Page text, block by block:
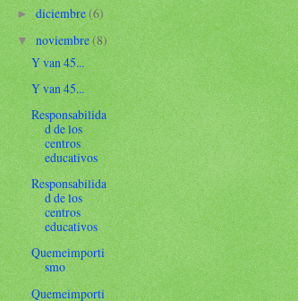
►diciembre(6)
▼noviembre(8)
Y van 45...
Y van 45...
Responsabilida
d de los
centros
educativos
Responsabilida
d de los
centros
educativos
Quemeimporti
smo
Quemeimporti